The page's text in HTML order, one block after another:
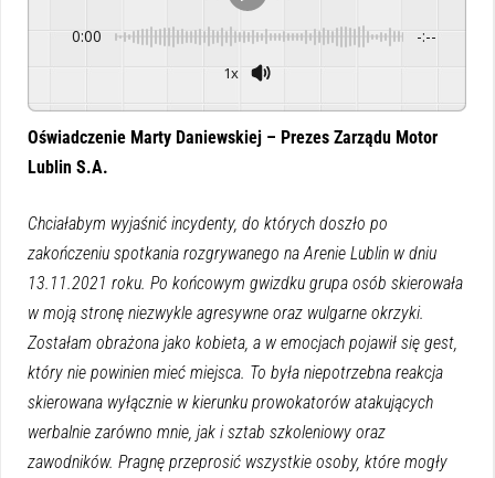
0:00 -:--
1x
Oświadczenie Marty Daniewskiej – Prezes Zarządu Motor
Lublin S.A.
Chciałabym wyjaśnić incydenty, do których doszło po
zakończeniu spotkania rozgrywanego na Arenie Lublin w dniu
13.11.2021 roku. Po końcowym gwizdku grupa osób skierowała
w moją stronę niezwykle agresywne oraz wulgarne okrzyki.
Zostałam obrażona jako kobieta, a w emocjach pojawił się gest,
który nie powinien mieć miejsca. To była niepotrzebna reakcja
skierowana wyłącznie w kierunku prowokatorów atakujących
werbalnie zarówno mnie, jak i sztab szkoleniowy oraz
zawodników. Pragnę przeprosić wszystkie osoby, które mogły